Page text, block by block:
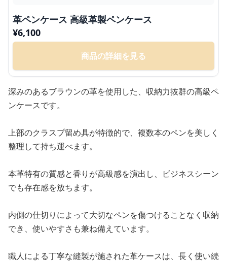
革ペンケース 高級革製ペンケース
¥6,100
商品の詳細を見る
深みのあるブラウンの革を使用した、収納力抜群の高級ペ
ンケースです。
上部のクラスプ留め具が特徴的で、複数本のペンを美しく
整理して持ち運べます。
本革特有の質感と香りが高級感を演出し、ビジネスシーン
でも存在感を放ちます。
内側の仕切りによって大切なペンを傷つけることなく収納
でき、使いやすさも兼ね備えています。
職人による丁寧な縫製が施された革ケースは、長く使い続